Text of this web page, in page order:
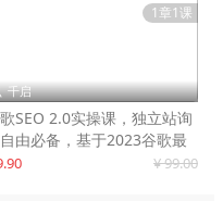
1章1课
千启
SEO 2.0实操课，独立站询
由必备，基于2023谷歌最
法录制
¥ 99.00